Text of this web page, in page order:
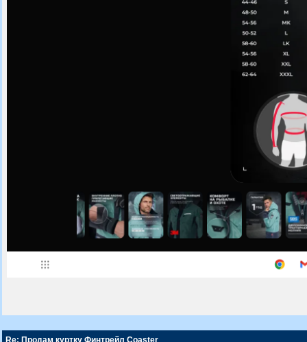
Re: Продам куртку Финтрейл Coaster